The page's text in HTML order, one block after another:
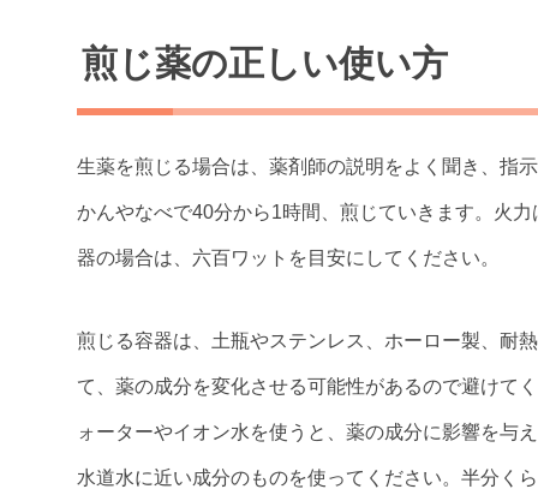
煎じ薬の正しい使い方
生薬を煎じる場合は、薬剤師の説明をよく聞き、指
かんやなべで40分から1時間、煎じていきます。火
器の場合は、六百ワットを目安にしてください。
煎じる容器は、土瓶やステンレス、ホーロー製、耐
て、薬の成分を変化させる可能性があるので避けて
ォーターやイオン水を使うと、薬の成分に影響を与
水道水に近い成分のものを使ってください。半分く